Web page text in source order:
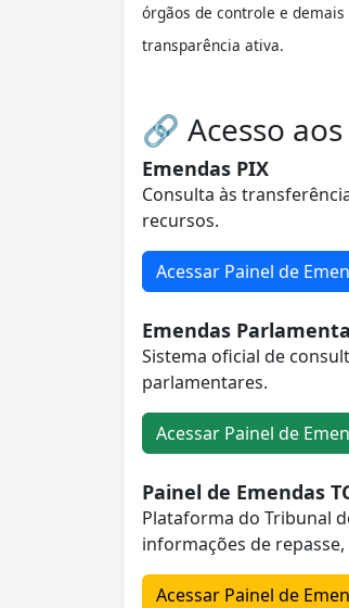
órgãos de controle e
transparência ativa.
🔗 Acesso
Emendas PIX
Consulta às
recursos.
Acessar Painel de
Emendas
Sistema oficial de
parlamentares.
Acessar Painel de
Painel de Emendas
Plataforma do Tribunal
informações de
Acessar Painel de